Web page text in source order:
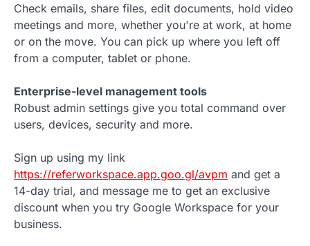
Check emails, share files, edit documents, hold video
meetings and more, whether you're at work, at home
or on the move. You can pick up where you left off
from a computer, tablet or phone.
Enterprise-level management tools
Robust admin settings give you total command over
users, devices, security and more.
Sign up using my link
https://referworkspace.app.goo.gl/avpm and get a
14-day trial, and message me to get an exclusive
discount when you try Google Workspace for your
business.